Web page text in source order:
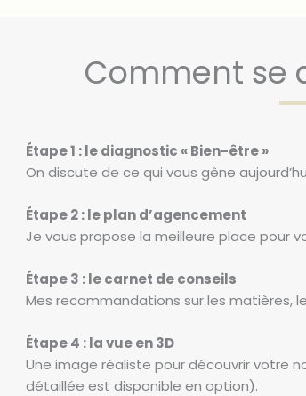
Comment se
Étape 1 : le diagnostic « Bien-être »
On discute de ce qui vous gêne
Étape 2 : le plan d’agencement
Je vous propose la meilleure place pour
Étape 3 : le carnet de conseils
Mes recommandations sur les matières,
Étape 4 : la vue en 3D
Une image réaliste pour découvrir votre
détaillée est disponible en option).